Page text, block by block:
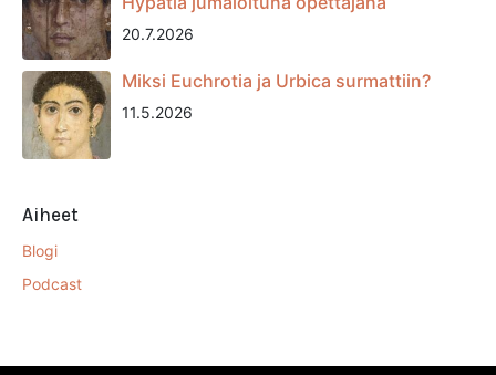
20.7.2026
Miksi Euchrotia ja Urbica surmattiin?
11.5.2026
Aiheet
Blogi
Podcast